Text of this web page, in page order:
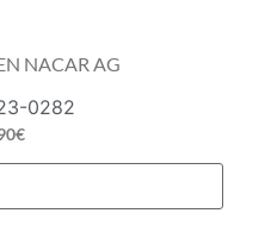
NACAR AG
0282
€